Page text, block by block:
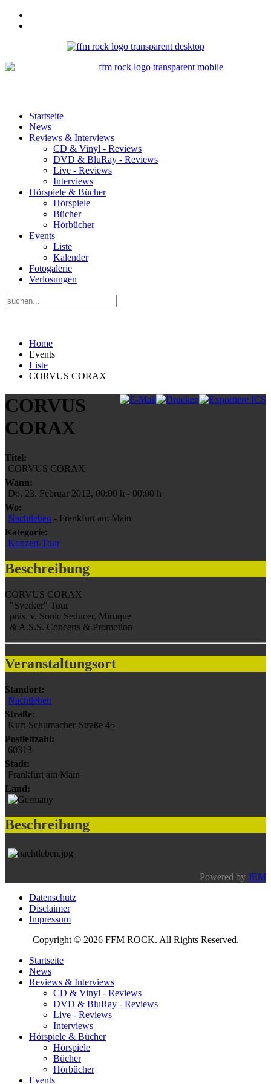
Startseite
News
Reviews & Interviews
CD & Vinyl - Reviews
DVD & BluRay - Reviews
Live - Reviews
Interviews
Hörspiele & Bücher
Hörspiele
Bücher
Hörbücher
Events
Liste
Kalender
Fotogalerie
Verlosungen
Home
Events
Liste
CORVUS CORAX
CORVUS
CORAX
Titel:
CORVUS CORAX
Wann:
Do, 23. Februar 2012, 00:00 h - 00:00 h
Wo:
Nachtleben - Frankfurt am Main
Kategorie:
Konzert-Tour
Beschreibung
CORVUS CORAX
"Sverker" Tour
präs. v. Sonic Seducer, Miruque
& A.S.S. Concerts & Promotion
Veranstaltungsort
Standort:
Nachtleben
Straße:
Kurt-Schumacher-Straße 45
Postleitzahl:
60313
Stadt:
Frankfurt am Main
Land:
Beschreibung
Powered by JEM
Datenschutz
Disclaimer
Impressum
Copyright © 2026 FFM ROCK. All Rights Reserved.
Startseite
News
Reviews & Interviews
CD & Vinyl - Reviews
DVD & BluRay - Reviews
Live - Reviews
Interviews
Hörspiele & Bücher
Hörspiele
Bücher
Hörbücher
Events